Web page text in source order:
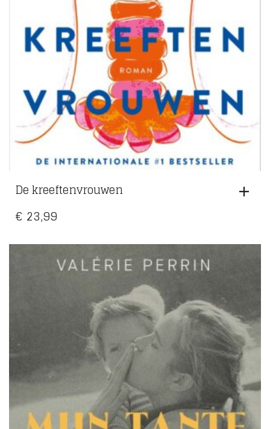
De kreeftenvrouwen
€ 23,99